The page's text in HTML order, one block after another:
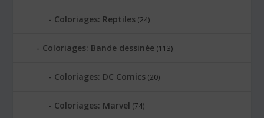
Coloriages: Reptiles (24)
Coloriages: Bande dessinée (113)
Coloriages: DC Comics (20)
Coloriages: Marvel (74)